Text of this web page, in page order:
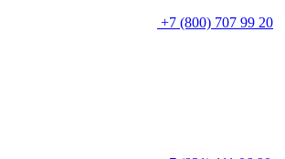
+7 (800) 707 99 20